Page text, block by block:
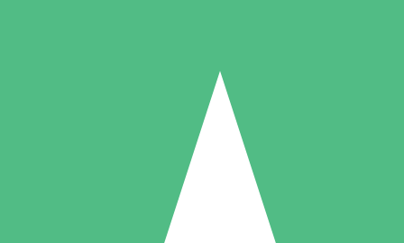
Individuelle Credit-Pakete
nach Bedarf mit Download-Credits. Keine monatliche Verpflichtung